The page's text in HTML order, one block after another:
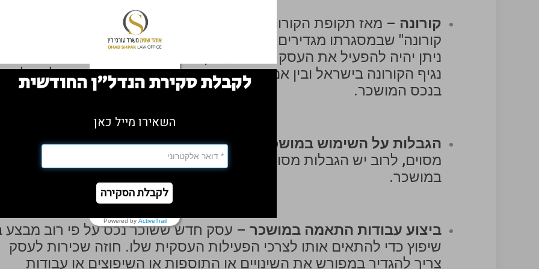
קורונה – מאז תקופת הקורונה, חוזי שכירות לעסקים כוללים לרוב "פרק
קורונה" שבמסגרתו מגדירים הצדדים את היחסים ביניהם בתקופות בהן לא
ניתן יהיה להפעיל את העסק במושכר, בין אם בשל מצב חירום כמו התפשטות
נגיף הקורונה בישראל ובין אם יוצא צו מסוים, אשר אוסר על העסק לפעול
בנכס המושכר.
הגבלות על השימוש במושכר
– כאשר המושכר מצוי בקניון או באיזור מסחרי
מסוים, לרוב יש הגבלות מסוימות על בעל העסק בכל הנוגע להפעלת העסק
במושכר.
ביצוע עבודות התאמה במושכר – עסק חדש ששוכר נכס על פי רוב מבצע
שיפוץ כדי להתאים אותו לצרכי הפעילות העסקית שלו. חוזה שכירות לעסק
צריך להגדיר במפורש את השינויים או התוספות או השיפוצים או עבודות
לקבלת סקירת הנדל"ן החודשית
השאירו מייל כאן
לקבלת הסקירה
Powered by ActiveTrail